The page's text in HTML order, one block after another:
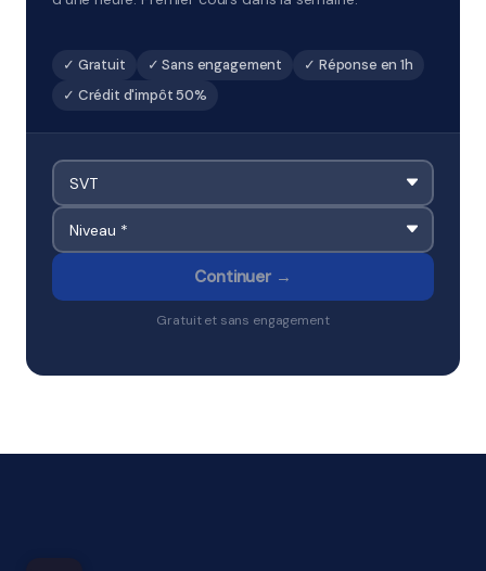
✓ Gratuit ✓ Sans engagement
✓ Réponse en 1h
✓ Crédit d'impôt 50%
Continuer →
Gratuit et sans engagement